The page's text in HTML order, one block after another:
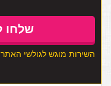
השירות מוגש לגולשי האתר